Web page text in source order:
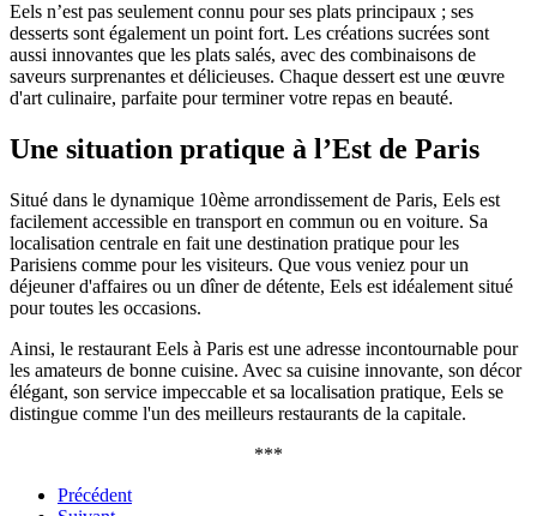
Eels n’est pas seulement connu pour ses plats principaux ; ses
desserts sont également un point fort. Les créations sucrées sont
aussi innovantes que les plats salés, avec des combinaisons de
saveurs surprenantes et délicieuses. Chaque dessert est une œuvre
d'art culinaire, parfaite pour terminer votre repas en beauté.
Une situation pratique à l’Est de Paris
Situé dans le dynamique 10ème arrondissement de Paris, Eels est
facilement accessible en transport en commun ou en voiture. Sa
localisation centrale en fait une destination pratique pour les
Parisiens comme pour les visiteurs. Que vous veniez pour un
déjeuner d'affaires ou un dîner de détente, Eels est idéalement situé
pour toutes les occasions.
Ainsi, le restaurant Eels à Paris est une adresse incontournable pour
les amateurs de bonne cuisine. Avec sa cuisine innovante, son décor
élégant, son service impeccable et sa localisation pratique, Eels se
distingue comme l'un des meilleurs restaurants de la capitale.
***
Précédent